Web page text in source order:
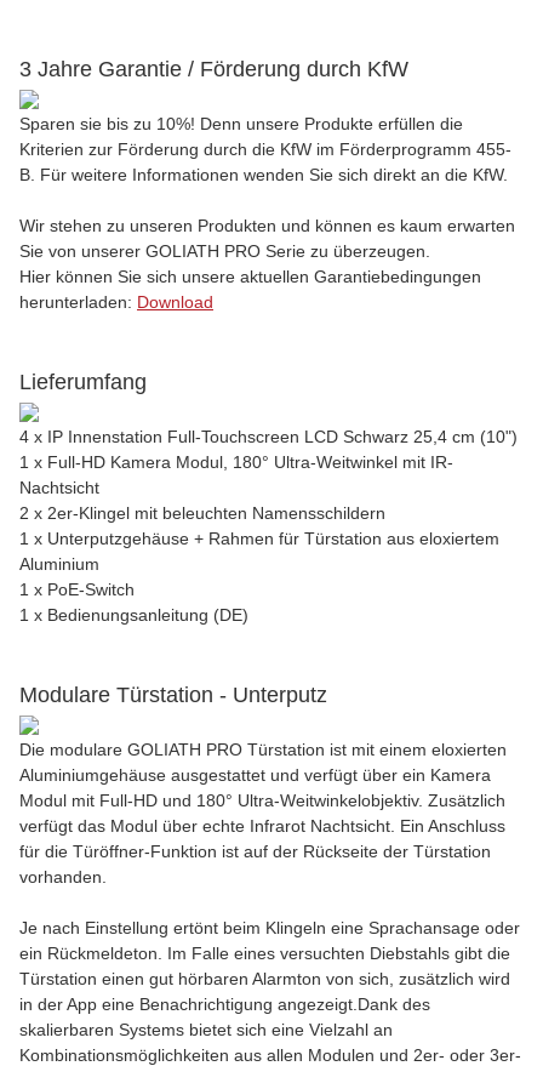
3 Jahre Garantie / Förderung durch KfW
Sparen sie bis zu 10%! Denn unsere Produkte erfüllen die
Kriterien zur Förderung durch die KfW im Förderprogramm 455-
B. Für weitere Informationen wenden Sie sich direkt an die KfW.
Wir stehen zu unseren Produkten und können es kaum erwarten
Sie von unserer GOLIATH PRO Serie zu überzeugen.
Hier können Sie sich unsere aktuellen Garantiebedingungen
herunterladen: Download
Lieferumfang
4 x IP Innenstation Full-Touchscreen LCD Schwarz 25,4 cm (10")
1 x Full-HD Kamera Modul, 180° Ultra-Weitwinkel mit IR-
Nachtsicht
2 x 2er-Klingel mit beleuchten Namensschildern
1 x Unterputzgehäuse + Rahmen für Türstation aus eloxiertem
Aluminium
1 x PoE-Switch
1 x Bedienungsanleitung (DE)
Modulare Türstation - Unterputz
Die modulare GOLIATH PRO Türstation ist mit einem eloxierten
Aluminiumgehäuse ausgestattet und verfügt über ein Kamera
Modul mit Full-HD und 180° Ultra-Weitwinkelobjektiv. Zusätzlich
verfügt das Modul über echte Infrarot Nachtsicht. Ein Anschluss
für die Türöffner-Funktion ist auf der Rückseite der Türstation
vorhanden.
Je nach Einstellung ertönt beim Klingeln eine Sprachansage oder
ein Rückmeldeton. Im Falle eines versuchten Diebstahls gibt die
Türstation einen gut hörbaren Alarmton von sich, zusätzlich wird
in der App eine Benachrichtigung angezeigt.Dank des
skalierbaren Systems bietet sich eine Vielzahl an
Kombinationsmöglichkeiten aus allen Modulen und 2er- oder 3er-